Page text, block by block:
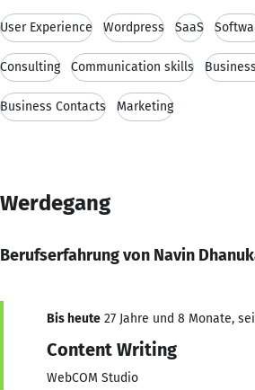
User Experience Wordpress SaaS
Consulting Communication skills
Business Contacts Marketing
Werdegang
Berufserfahrung von Navin
Bis heute 27 Jahre und 8 Monate,
Content Writing
WebCOM Studio